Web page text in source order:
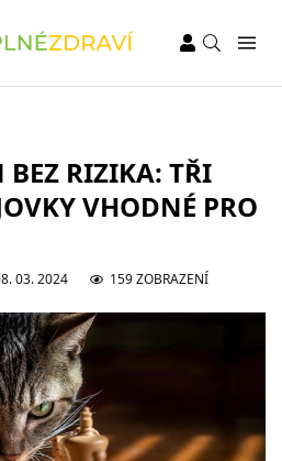
BEZ RIZIKA: TŘI
VHODNÉ PRO
03. 2024 159 ZOBRAZENÍ